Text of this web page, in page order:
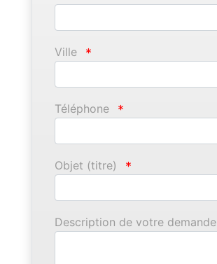
Ville *
Téléphone *
Objet (titre) *
Description de votre demande